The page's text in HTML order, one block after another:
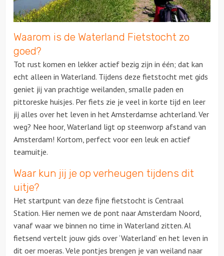
Feesten
Over ons
Waarom is de Waterland Fietstocht zo
goed?
Tot rust komen en lekker actief bezig zijn in één; dat kan
echt alleen in Waterland. Tijdens deze fietstocht met gids
geniet jij van prachtige weilanden, smalle paden en
pittoreske huisjes. Per fiets zie je veel in korte tijd en leer
jij alles over het leven in het Amsterdamse achterland. Ver
weg? Nee hoor, Waterland ligt op steenworp afstand van
Amsterdam! Kortom, perfect voor een leuk en actief
teamuitje.
Waar kun jij je op verheugen tijdens dit
uitje?
Het startpunt van deze fijne fietstocht is Centraal
Station. Hier nemen we de pont naar Amsterdam Noord,
vanaf waar we binnen no time in Waterland zitten. Al
fietsend vertelt jouw gids over ‘Waterland’ en het leven in
dit oer moeras. Vele pontjes brengen je van weiland naar